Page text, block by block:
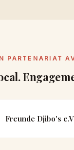
PARTENARIAT
Freunde Djibo's